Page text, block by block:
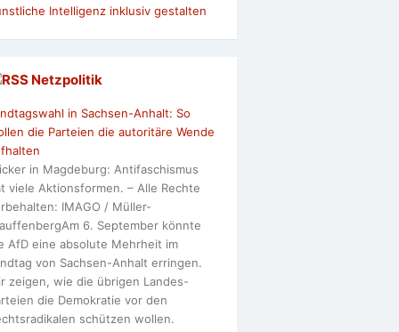
Intelligenz inklusiv gestalten
Netzpolitik
in Sachsen-Anhalt: So
die Parteien die autoritäre Wende
in Magdeburg: Antifaschismus
viele Aktionsformen. – Alle Rechte
IMAGO / Müller-
6. September könnte
AfD eine absolute Mehrheit im
von Sachsen-Anhalt erringen.
zeigen, wie die übrigen Landes-
die Demokratie vor den
schützen wollen.